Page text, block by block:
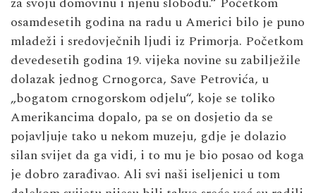
osamdesetih godina na radu u Americi bilo je puno
mladeži i sredovječnih ljudi iz Primorja. Početkom
devedesetih godina 19. vijeka novine su zabilježile
dolazak jednog Crnogorca, Save Petrovića, u
„bogatom crnogorskom odjelu“, koje se toliko
Amerikancima dopalo, pa se on dosjetio da se
pojavljuje tako u nekom muzeju, gdje je dolazio
silan svijet da ga vidi, i to mu je bio posao od koga
je dobro zarađivao. Ali svi naši iseljenici u tom